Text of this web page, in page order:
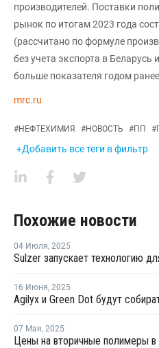
производителей. Поставки
рынок по итогам 2023 года
(рассчитано по формуле
без учета экспорта в Беларусь
больше показателя годом
mrc.ru
#НЕФТЕХИМИЯ #НОВОСТЬ #ПП #
+Добавить все теги в фильтр
Похожие новости
04 Июля, 2025
16 Июня, 2025
07 Мая, 2025
Цены на вторичные полимеры в